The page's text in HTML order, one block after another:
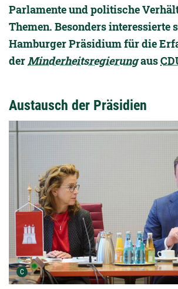
Parlamente und politische
Themen. Besonders interessierte
Hamburger Präsidium für die
derMinderheitsregierungaus
Austausch der Präsidien
C Urheber der Grafik: